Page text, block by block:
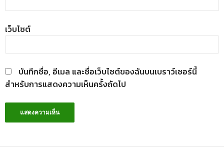
เว็บไซต์
บันทึกชื่อ, อีเมล และชื่อเว็บไซต์ของฉันบนเบราว์เซอร์นี้
สำหรับการแสดงความเห็นครั้งถัดไป